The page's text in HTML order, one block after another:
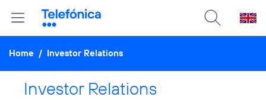
Home / Investor Relations
Investor Relations